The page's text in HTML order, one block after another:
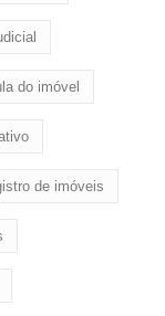
do imóvel
de imóveis